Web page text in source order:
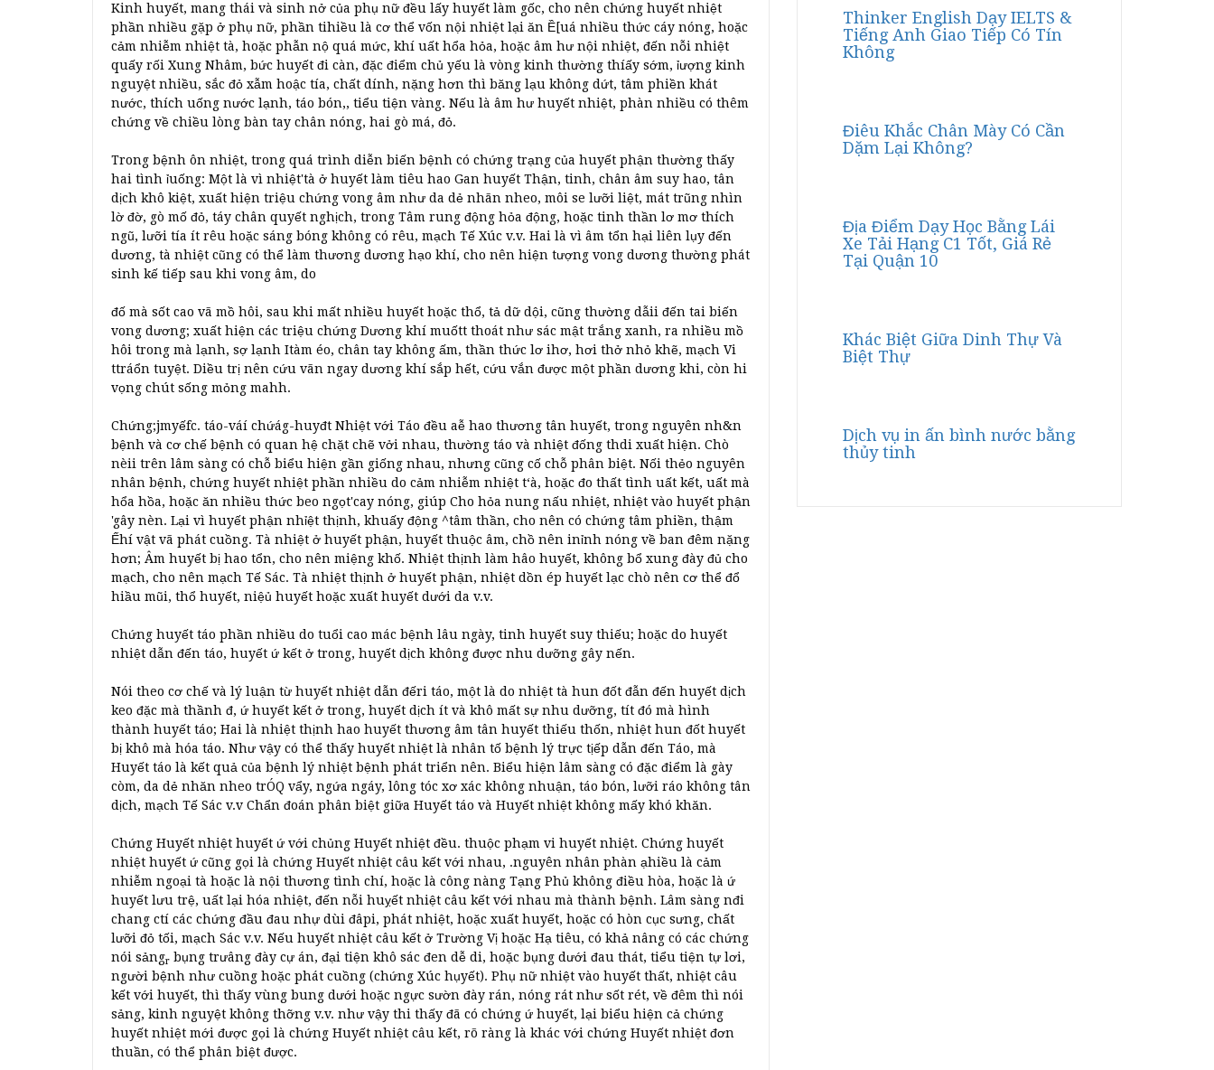
Kinh huyết, mang thái và sinh nở của phụ nữ đều lấy huyết làm gốc, cho nên chứng huyết nhiệt
phần nhiều gặp ở phụ nữ, phần tihiều là cơ thể vốn nội nhiệt lại ăn Ề[uá nhiều thức cáy nóng, hoặc
cảm nhiễm nhiệt tà, hoặc phẫn nộ quá mức, khí uất hổa hỏa, hoặc âm hư nội nhiệt, đến nỗi nhiệt
quấy rối Xung Nhâm, bức huyết đi càn, đặc điểm chủ yếu là vòng kinh thường thíấy sớm, ỉượng kinh
nguyệt nhiều, sắc đỏ xẫm hoậc tía, chất dính, nặng hơn thì băng lạu không dứt, tâm phiền khát
nước, thích uống nước lạnh, táo bón,, tiểu tiện vàng. Nếu là âm hư huyết nhiệt, phàn nhiều có thêm
chứng về chiều lòng bàn tay chân nóng, hai gò má, đỏ.
Trong bệnh ôn nhiệt, trong quá trình diễn biến bệnh có chứng trạng của huyết phận thường thấy
hai tình ỉuống: Một là vì nhiệt'tà ở huyết làm tiêu hao Gan huyết Thận, tinh, chân âm suy hao, tân
dịch khô kiệt, xuất hiện triệu chứng vong âm như da dẻ nhãn nheo, môi se lưỡi liệt, mát trũng nhìn
lờ đờ, gò mố đỏ, táy chân quyết nghịch, trong Tâm rung động hỏa động, hoặc tinh thần lơ mơ thích
ngũ, lưỡi tía ít rêu hoặc sáng bóng không có rêu, mạch Tế Xúc v.v. Hai là vì âm tổn hại liên lụy đến
dương, tà nhiệt cũng có thể làm thương dương hạo khí, cho nên hiện tượng vong dương thường phát
sinh kế tiếp sau khi vong âm, do
đố mà sốt cao vã mồ hôi, sau khi mất nhiều huyết hoặc thổ, tả dữ dội, cũng thường dẫii đến tai biến
vong dương; xuất hiện các triệu chứng Dương khí muốtt thoát như sác mật trắng xanh, ra nhiều mồ
hôi trong mà lạnh, sợ lạnh Itàm éo, chân tay không ấm, thần thức lơ ihơ, hơi thở nhỏ khẽ, mạch Vi
ttráổn tuyệt. Diều trị nên cứu vãn ngay dương khí sắp hết, cứu vắn được một phần dương khi, còn hi
vọng chút sống mỏng mahh.
Chứng;jmyếfc. táo-váí chứág-huyđt Nhiệt với Táo đều aễ hao thương tân huyết, trong nguyên nh&n
bệnh và cơ chế bệnh có quan hệ chặt chẽ vởi nhau, thường táo và nhiệt đống thdi xuất hiện. Chò
nèii trên lâm sàng có chỗ biểu hiện gần giống nhau, nhưng cũng cố chỗ phân biệt. Nối thẻo nguyên
nhân bệnh, chứng huyết nhiệt phần nhiều do cảm nhiễm nhiệt t‘à, hoặc đo thất tình uất kết, uất mà
hổa hồa, hoặc ăn nhiều thức beo ngọt'cay nóng, giúp Cho hỏa nung nấu nhiệt, nhiệt vào huyết phận
'gây nèn. Lại vì huyết phận nhỉệt thịnh, khuấy động ^tâm thần, cho nên có chứng tâm phiền, thậm
Ếhí vật vã phát cuồng. Tà nhiệt ở huyết phận, huyết thuộc âm, chồ nên inỉnh nóng về ban đêm nặng
hơn; Âm huyết bị hao tổn, cho nên miệng khố. Nhiệt thịnh làm hâo huyết, không bổ xung đày đủ cho
mạch, cho nên mạch Tế Sác. Tà nhiệt thịnh ở huyết phận, nhiệt dồn ép huyết lạc chò nên cơ thể đổ
hiầu mũi, thổ huyết, niệủ huyết hoặc xuất huyết dưới da v.v.
Chứng huyết táo phần nhiều do tuổi cao mác bệnh lâu ngày, tinh huyết suy thiếu; hoặc do huyết
nhiệt dẫn đến táo, huyết ứ kết ở trong, huyết dịch không được nhu dưỡng gây nến.
Nói theo cơ chế và lý luận từ huyết nhiệt dẫn đếri táo, một là do nhiệt tà hun đốt đẫn đến huyết dịch
keo đặc mà thầnh đ, ứ huyết kết ở trong, huyết dịch ít và khô mất sự nhu dưỡng, tít đó mà hình
thành huyết táo; Hai là nhiệt thịnh hao huyết thương âm tân huyết thiếu thốn, nhiệt hun đốt huyết
bị khô mà hóa táo. Như vậy có thể thấy huyết nhiệt là nhân tố bệnh lý trực tịếp dẫn đến Táo, mà
Huyết táo là kết quả của bệnh lý nhiệt bệnh phát triển nên. Biểu hiện lâm sàng có đặc điểm là gày
còm, da dẻ nhăn nheo trÓQ vẩy, ngứa ngáy, lông tóc xơ xác không nhuận, táo bón, lưỡi ráo không tân
dịch, mạch Tế Sác v.v Chẩn đoán phân biệt giữa Huyết táo và Huyết nhiệt không mấy khó khăn.
Chứng Huyết nhiệt huyết ứ với chủng Huyết nhiệt đều. thuộc phạm vi huyết nhiệt. Chứng huyết
nhiệt huyết ứ cũng gọi là chứng Huyết nhiệt câu kết với nhau, .nguyên nhân phàn ạhiều là cảm
nhiễm ngoại tà hoặc là nội thương tình chí, hoặc là công nàng Tạng Phủ không điều hòa, hoặc là ứ
huyết lưu trệ, uất lại hóa nhiệt, đến nỗi huỵết nhiệt câu kết với nhau mà thành bệnh. Lâm sàng nđi
chang ctí các chứng đầu đau nhự dùi đâpi, phát nhiệt, hoặc xuất huyết, hoặc có hòn cục sưng, chất
lưỡi đỏ tối, mạch Sác v.v. Nếu huyết nhiệt câu kết ở Trường Vị hoặc Hạ tiêu, có khả nâng có các chứng
nói sảngr bụng trưâng đày cự án, đại tiện khô sác đen dễ di, hoặc bụng dưới đau thát, tiểu tiện tự lơi,
người bệnh như cuồng hoặc phát cuồng (chứng Xúc hụyết). Phụ nữ nhiệt vào huyết thất, nhiệt câu
kết với huyết, thì thấy vùng bung dưới hoặc ngực sườn đày rán, nóng rát như sốt rét, về đêm thì nói
sảng, kinh nguyệt không thỡng v.v. như vậy thi thấy đã có chứng ứ huyết, lại biểu hiện cả chứng
huyết nhiệt mới được gọi là chứng Huyết nhiệt câu kết, rõ ràng là khác với chứng Huyết nhiệt đơn
thuần, có thể phân biệt được.
Thinker English Dạy IELTS &
Tiếng Anh Giao Tiếp Có Tín
Không
Điêu Khắc Chân Mày Có Cần
Dặm Lại Không?
Địa Điểm Dạy Học Bằng Lái
Xe Tải Hạng C1 Tốt, Giá Rẻ
Tại Quận 10
Khác Biệt Giữa Dinh Thự Và
Biệt Thự
Dịch vụ in ấn bình nước bằng
thủy tinh